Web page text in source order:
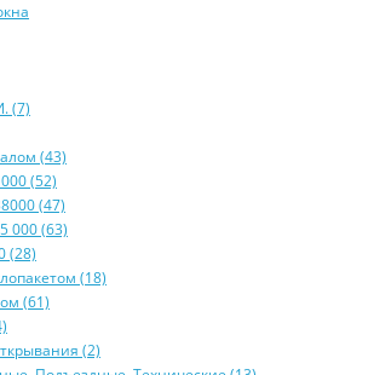
(7)
(43)
(52)
(47)
000 (63)
(28)
(18)
(61)
(2)